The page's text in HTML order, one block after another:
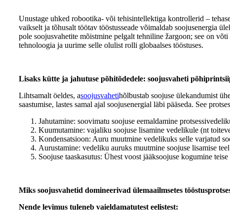
Unustage uhked robootika- või tehisintellektiga kontrollerid –
vaikselt ja tõhusalt töötav tööstusseade võimaldab soojusenergia
pole soojusvahetite mõistmine pelgalt tehniline žargoon; see on
tehnoloogia ja uurime selle olulist rolli globaalses tööstuses.
Lisaks kütte ja jahutuse põhitõdedele: soojusvaheti
Lihtsamalt öeldes, asoojusvahetihõlbustab soojuse ülekandumist
saastumise, lastes samal ajal soojusenergial läbi pääseda. See
Jahutamine: soovimatu soojuse eemaldamine
Kuumutamine: vajaliku soojuse lisamine vedelikule (nt
Kondensatsioon: Auru muutmine vedelikuks selle varjatud
Aurustamine: vedeliku auruks muutmine soojuse lisamise
Soojuse taaskasutus: Ühest voost jääksoojuse kogumine
Miks soojusvahetid domineerivad ülemaailmsetes
Nende levimus tuleneb vaieldamatutest eelistest: